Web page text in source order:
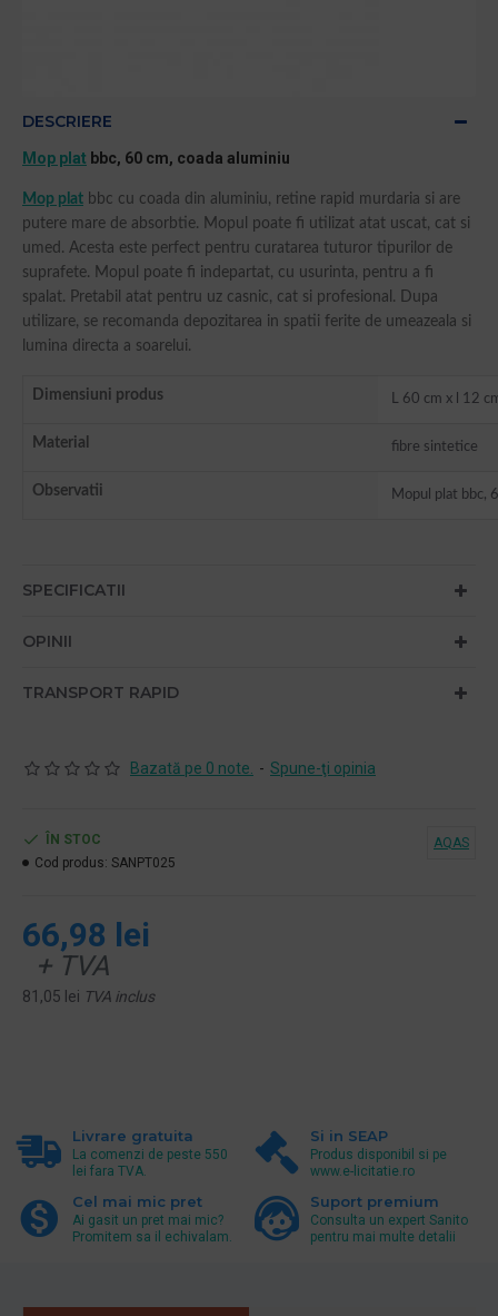
DESCRIERE
Mop plat bbc, 60 cm, coada aluminiu
Mop plat bbc cu coada din aluminiu, retine rapid murdaria si are
putere mare de absorbtie. Mopul poate fi utilizat atat uscat, cat si
umed. Acesta este perfect pentru curatarea tuturor tipurilor de
suprafete. Mopul poate fi indepartat, cu usurinta, pentru a fi
spalat. Pretabil atat pentru uz casnic, cat si profesional. Dupa
utilizare, se recomanda depozitarea in spatii ferite de umeazeala si
lumina directa a soarelui.
Dimensiuni produs L 60 cm x l 12
Material fibre sintetice
Observatii Mopul plat bbc,
SPECIFICATII
OPINII
TRANSPORT RAPID
Bazată pe 0 note. - Spune-ţi opinia
66,98 lei
+ TVA
81,05 lei TVA inclus
ÎN STOC
Cod produs: SANPT025
AQAS
Livrare gratuita
La comenzi de peste 550
lei fara TVA.
Si in SEAP
Produs disponibil si pe
www.e-licitatie.ro
Cel mai mic pret
Ai gasit un pret mai mic?
Promitem sa il echivalam.
Suport premium
Consulta un expert Sanito
pentru mai multe detalii